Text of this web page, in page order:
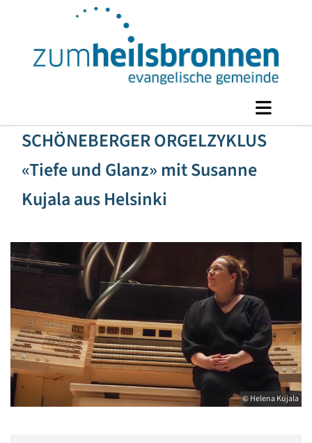
SCHÖNEBERGER ORGELZYKLUS
«Tiefe und Glanz» mit Susanne
Kujala aus Helsinki
© Helena Kujala